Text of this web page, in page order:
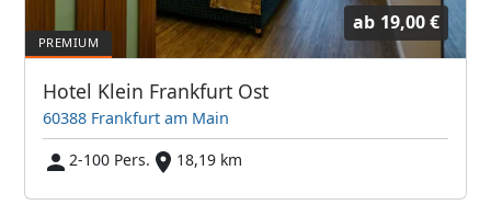
ab 19,00 €
Hotel Klein Frankfurt Ost
60388 Frankfurt am Main
2-100 Pers.
18,19 km